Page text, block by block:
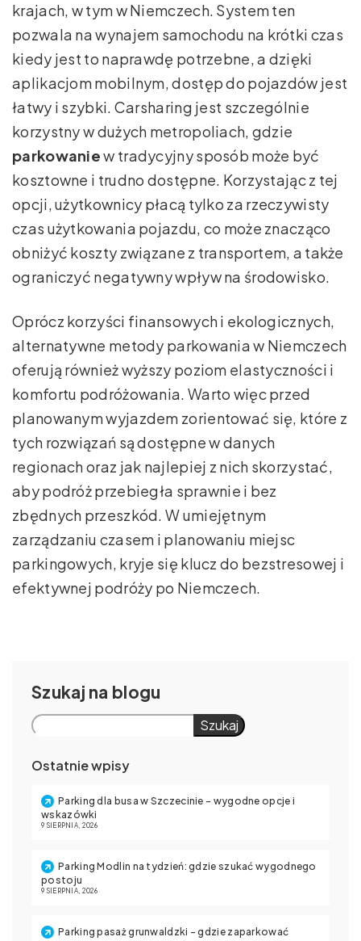
krajach, w tym w Niemczech. System ten
pozwala na wynajem samochodu na krótki czas
kiedy jest to naprawdę potrzebne, a dzięki
aplikacjom mobilnym, dostęp do pojazdów jest
łatwy i szybki. Carsharing jest szczególnie
korzystny w dużych metropoliach, gdzie
parkowaniew tradycyjny sposób może być
kosztowne i trudno dostępne. Korzystając z tej
opcji, użytkownicy płacą tylko za rzeczywisty
czas użytkowania pojazdu, co może znacząco
obniżyć koszty związane z transportem, a także
ograniczyć negatywny wpływ na środowisko.
Oprócz korzyści finansowych i ekologicznych,
alternatywne metody parkowania w Niemczech
oferują również wyższy poziom elastyczności i
komfortu podróżowania. Warto więc przed
planowanym wyjazdem zorientować się, które z
tych rozwiązań są dostępne w danych
regionach oraz jak najlepiej z nich skorzystać,
aby podróż przebiegła sprawnie i bez
zbędnych przeszkód. W umiejętnym
zarządzaniu czasem i planowaniu miejsc
parkingowych, kryje się klucz do bezstresowej i
efektywnej podróży po Niemczech.
Szukaj
Szukaj
Ostatnie wpisy
Parking dla busa w Szczecinie – wygodne opcje i
wskazówki
9 SIERPNIA, 2026
Parking Modlin na tydzień: gdzie szukać wygodnego
postoju
9 SIERPNIA, 2026
Parking pasaż grunwaldzki – gdzie zaparkować